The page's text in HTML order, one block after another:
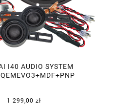
I40 AUDIO SYSTEM
1 299,00 zł